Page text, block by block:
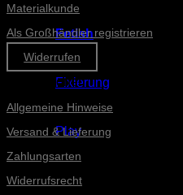
Fetish
Fixierung
Play
Materialkunde
Als Großhändler registrieren
Widerrufen
Informationen
Allgemeine Hinweise
Versand & Lieferung
Zahlungsarten
Widerrufsrecht